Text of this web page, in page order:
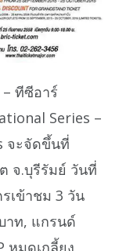
– ทีซีอาร์
Series –
จะจัดขึ้นที่
จ.บุรีรัมย์ วันที่
เข้าชม 3 วัน
าท, แกรนด์
หมดเกลี้ยง